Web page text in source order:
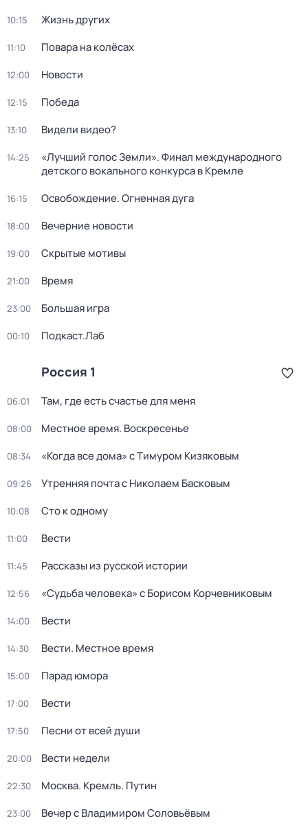
10:15 Жизнь других
11:10 Повара на колёсах
12:00 Новости
12:15 Победа
13:10 Видели видео?
14:25
«Лучший голос Земли». Финал международного
детского вокального конкурса в Кремле
16:15 Освобождение. Огненная дуга
18:00 Вечерние новости
19:00 Скрытые мотивы
21:00 Время
23:00 Большая игра
00:10 Подкаст.Лаб
Россия 1
06:01 Там, где есть счастье для меня
08:00 Местное время. Воскресенье
08:34 «Когда все дома» с Тимуром Кизяковым
09:26 Утренняя почта с Николаем Басковым
10:08 Сто к одному
11:00 Вести
11:45 Рассказы из русской истории
12:56 «Судьба человека» с Борисом Корчевниковым
14:00 Вести
14:30 Вести. Местное время
15:00 Парад юмора
17:00 Вести
17:50 Песни от всей души
20:00 Вести недели
22:30 Москва. Кремль. Путин
23:00 Вечер с Владимиром Соловьёвым